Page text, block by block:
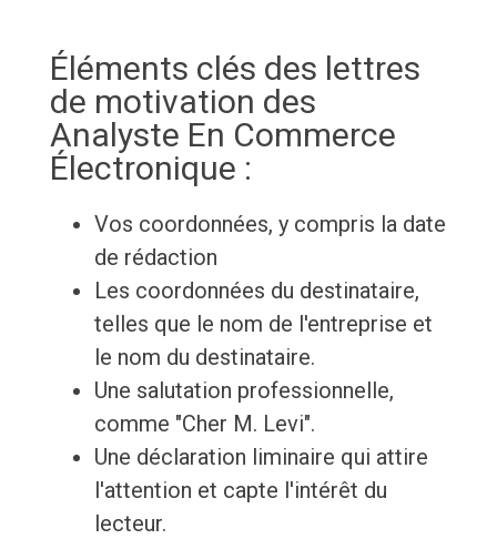
Éléments clés des lettres
de motivation des
Analyste En Commerce
Électronique :
Vos coordonnées, y compris la date
de rédaction
Les coordonnées du destinataire,
telles que le nom de l'entreprise et
le nom du destinataire.
Une salutation professionnelle,
comme "Cher M. Levi".
Une déclaration liminaire qui attire
l'attention et capte l'intérêt du
lecteur.